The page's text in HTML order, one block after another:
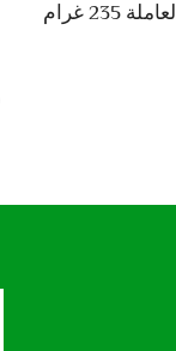
العاملة 235 غرام